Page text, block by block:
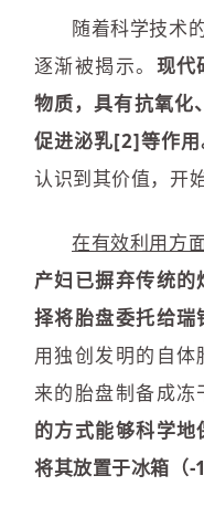
随着科学技术
逐渐被揭示。 现代
物质，具有抗氧化
促进泌乳[2]等作用
认识到其价值，开
在有效利用方
产妇已摒弃传统
择将胎盘委托给瑞
用独创发明的自
来的胎盘制备成冻
的方式能够科学
将其放置于冰箱（-